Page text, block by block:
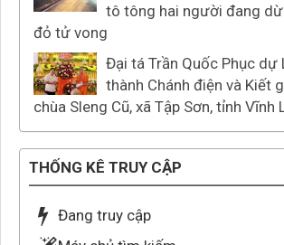
tô tông hai người đang
đỏ tử vong
Đại tá Trần Quốc Phục dự
thành Chánh điện và Kiết
chùa Sleng Cũ, xã Tập Sơn, tỉnh Vĩnh
THỐNG KÊ TRUY CẬP
Đang truy cập